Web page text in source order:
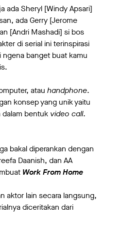
ada Sheryl [Windy Apsari]
ada Gerry [Jerome
[Andri Mashadi] si bos
di serial ini terinspirasi
ngena banget buat kamu
atau handphone.
konsep yang unik yaitu
dalam bentuk video call.
bakal diperankan dengan
Daanish, dan AA
Work From Home
aktor lain secara langsung,
diceritakan dari